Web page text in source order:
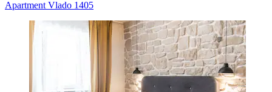
Apartment Vlado 1405